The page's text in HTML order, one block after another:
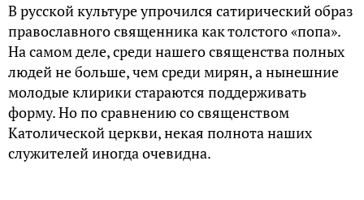
В русской культуре упрочился сатирический образ
православного священника как толстого «попа».
На самом деле, среди нашего священства полных
людей не больше, чем среди мирян, а нынешние
молодые клирики стараются поддерживать
форму. Но по сравнению со священством
Католической церкви, некая полнота наших
служителей иногда очевидна.